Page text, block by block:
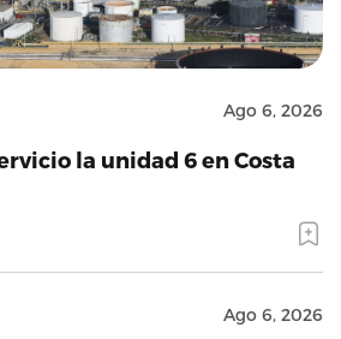
Ago 6, 2026
la unidad 6 en Costa
Ago 6, 2026